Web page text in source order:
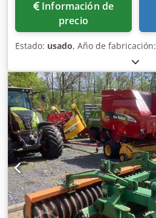
Información de
precio
Estado: usado, Año de fabricación: